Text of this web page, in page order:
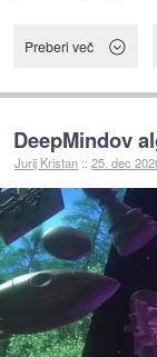
Preberi več
DeepMindov
Jurij Kristan ::25. dec